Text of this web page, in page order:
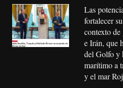
Las
fortalecer
contexto
e Irán, que
del Golfo y
marítimo a
y el mar